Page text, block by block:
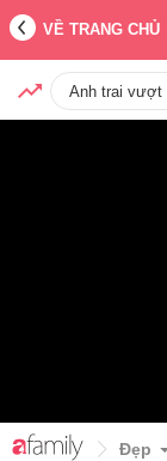
VỀ TRANG CHỦ
Anh trai vượt
Đẹp